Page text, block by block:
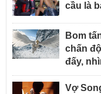
cầu là
Bom
chấn
đấy,
Vợ